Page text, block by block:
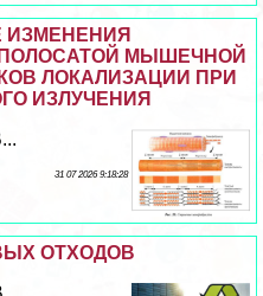
МЫШЕЧНОЙ
ЛОКАЛИЗАЦИИ ПРИ
ИЗЛУЧЕНИЯ
31 07 2026 9:18:28
ОТХОДОВ